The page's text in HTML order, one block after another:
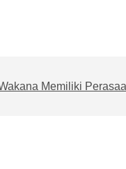
Memiliki